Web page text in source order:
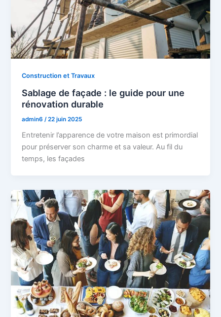
Construction et Travaux
Sablage de façade : le guide pour une
rénovation durable
admin6 /22 juin 2025
Entretenir l’apparence de votre maison est primordial
pour préserver son charme et sa valeur. Au fil du
temps, les façades